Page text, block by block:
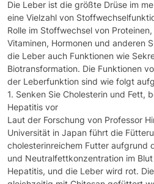
Die Leber ist die größte Drüse im
eine Vielzahl von
Rolle im Stoffwechsel von
Vitaminen, Hormonen und anderen
die Leber auch Funktionen wie
Biotransformation. Die Funktionen
der Leberfunktion sind wie folgt
1. Senken Sie Cholesterin und Fett,
Hepatitis vor
Laut der Forschung von Professor
Universität in Japan führt die
cholesterinreichem Futter aufgrund
und Neutralfettkonzentration im
Hepatitis, und die Leber wird rot.